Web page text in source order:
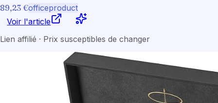
89,23 €officeproduct
Voir l'article
Lien affilié · Prix susceptibles de changer